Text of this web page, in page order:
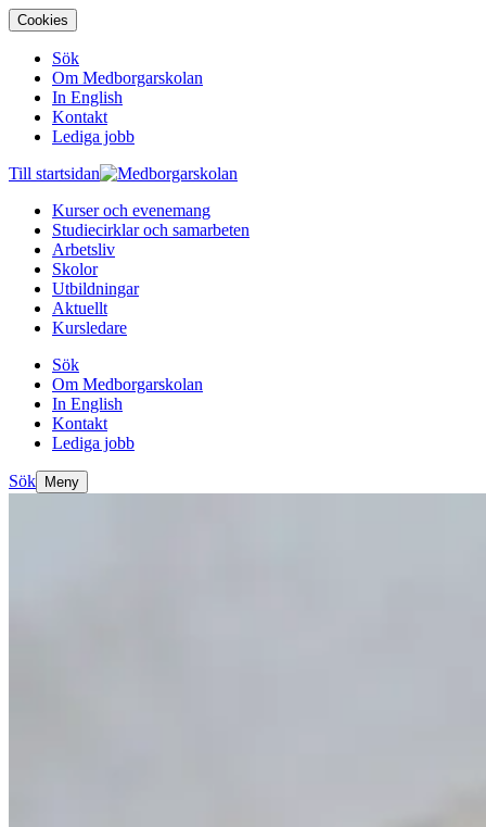
Cookies
Sök
Om Medborgarskolan
In English
Kontakt
Lediga jobb
Till startsidan
Kurser och evenemang
Studiecirklar och samarbeten
Arbetsliv
Skolor
Utbildningar
Aktuellt
Kursledare
Sök
Om Medborgarskolan
In English
Kontakt
Lediga jobb
Sök Meny